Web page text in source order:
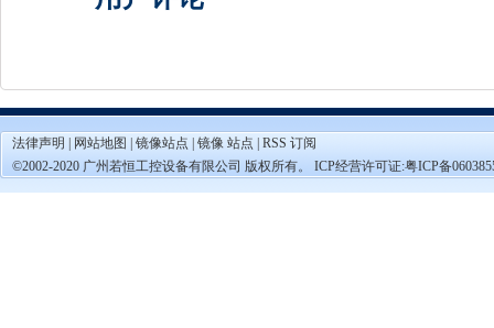
法律声明 网站地图 镜像站点 镜像 站点
RSS 订阅
©2002-2020 广州若恒工控设备有限公司 版权所有。 ICP经营许可证:粤ICP备